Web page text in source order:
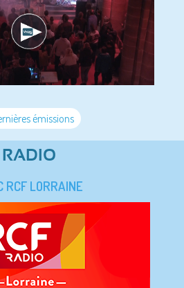
émissions
RADIO
RCF LORRAINE